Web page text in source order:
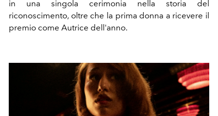
in una singola cerimonia nella storia del
riconoscimento, oltre che la prima donna a ricevere il
premio come Autrice dell'anno.